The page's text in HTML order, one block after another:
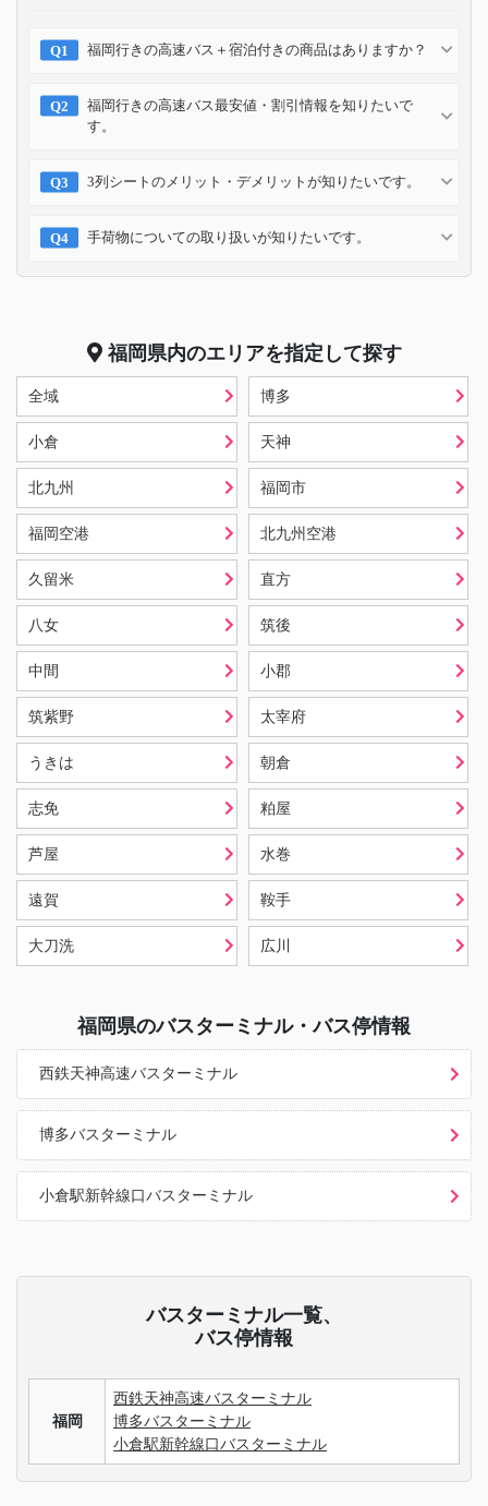
福岡行きの高速バス＋宿泊付きの商品はありますか？
福岡行きの高速バス最安値・割引情報を知りたいで
す。
3列シートのメリット・デメリットが知りたいです。
手荷物についての取り扱いが知りたいです。
福岡県内のエリアを指定して探す
全域 博多
小倉 天神
北九州 福岡市
福岡空港 北九州空港
久留米 直方
八女 筑後
中間 小郡
筑紫野 太宰府
うきは 朝倉
志免 粕屋
芦屋 水巻
遠賀 鞍手
大刀洗 広川
福岡県のバスターミナル・バス停情報
西鉄天神高速バスターミナル
博多バスターミナル
小倉駅新幹線口バスターミナル
バスターミナル一覧、
バス停情報
福岡
西鉄天神高速バスターミナル
博多バスターミナル
小倉駅新幹線口バスターミナル